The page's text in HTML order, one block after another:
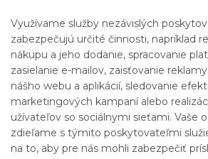
Využívame služby nezávislých
zabezpečujú určité činnosti, napríklad
nákupu a jeho dodanie, spracovanie
zasielanie e-mailov, zaisťovanie
nášho webu a aplikácií, sledovanie
marketingových kampaní alebo
užívateľov so sociálnymi sieťami. Vaše
zdieľame s týmito poskytovateľmi
na to, aby pre nás mohli zabezpečiť